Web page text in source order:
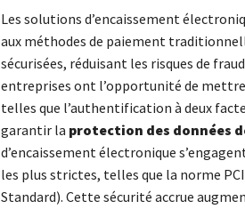
Les solutions d’encaissement
aux méthodes de paiement
sécurisées, réduisant les risques de
entreprises ont l’opportunité de
telles que l’authentification à deux
garantir la protection des données
d’encaissement électronique
les plus strictes, telles que la norme
Standard). Cette sécurité accrue